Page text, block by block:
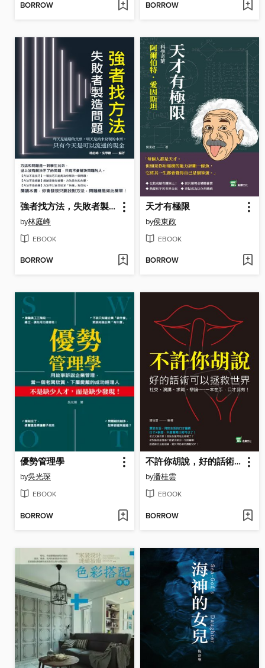
BORROW BORROW
強者找方法，失敗者製造問題
by林庭峰
EBOOK
BORROW
天才有極限
by侯東政
EBOOK
BORROW
優勢管理學
by吳光琛
EBOOK
BORROW
不許你胡說，好的話術可以拯救世界
by潘桂雲
EBOOK
BORROW